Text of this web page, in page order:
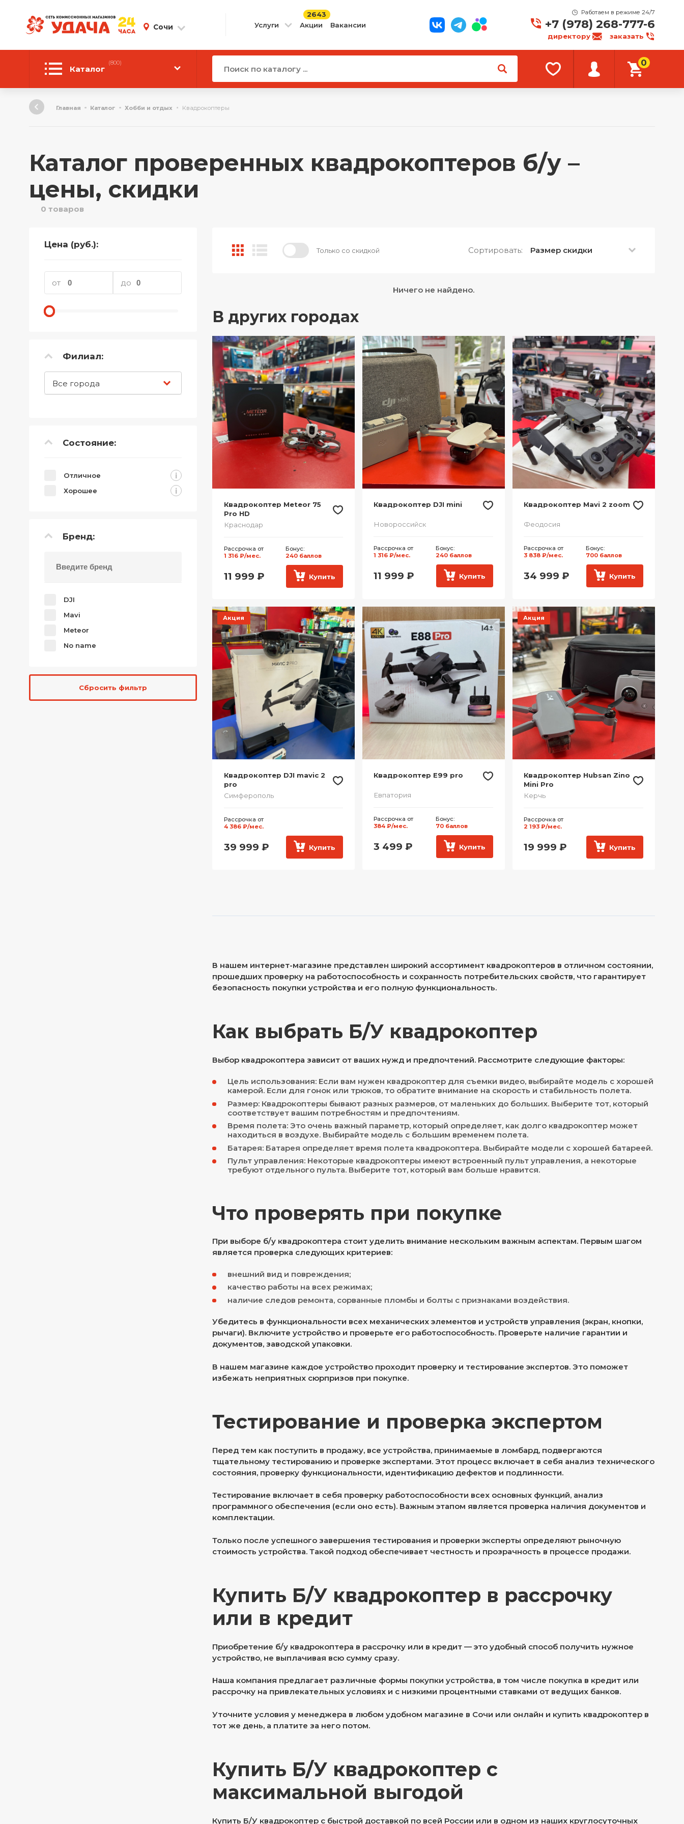
Сочи Услуги Акции
2643
Вакансии
Работаем в режиме 24/7
+7 (978) 268-777-6
директору заказать
Каталог
(800)
Автотовары
Компьютерная техника
Личные вещи
ТВ и Видео
0
Главная Каталог Хобби и отдых Квадрокоптеры
Каталог проверенных квадрокоптеров б/у –
цены, скидки
0 товаров
Цена (руб.):
от до
Филиал:
Все города
Состояние:
Отличное i
Хорошее i
Бренд:
DJI
Mavi
Meteor
No name
Сбросить фильтр
Только со скидкой Сортировать: Размер скидки
Ничего не найдено.
В других городах
Квадрокоптер Meteor 75
Pro HD
Краснодар
Рассрочка от
1 316 ₽/мес.
Бонус:
240 баллов
11 999 ₽ Купить
Квадрокоптер DJI mini
Новороссийск
Рассрочка от
1 316 ₽/мес.
Бонус:
240 баллов
11 999 ₽ Купить
Квадрокоптер Mavi 2 zoom
Феодосия
Рассрочка от
3 838 ₽/мес.
Бонус:
700 баллов
34 999 ₽ Купить
Акция
Квадрокоптер DJI mavic 2
pro
Симферополь
Рассрочка от
4 386 ₽/мес.
39 999 ₽ Купить
Квадрокоптер E99 pro
Евпатория
Рассрочка от
384 ₽/мес.
Бонус:
70 баллов
3 499 ₽ Купить
Акция
Квадрокоптер Hubsan Zino
Mini Pro
Керчь
Рассрочка от
2 193 ₽/мес.
19 999 ₽ Купить
В нашем интернет-магазине представлен широкий ассортимент квадрокоптеров в отличном состоянии,
прошедших проверку на работоспособность и сохранность потребительских свойств, что гарантирует
безопасность покупки устройства и его полную функциональность.
Как выбрать Б/У квадрокоптер
Выбор квадрокоптера зависит от ваших нужд и предпочтений. Рассмотрите следующие факторы:
Цель использования: Если вам нужен квадрокоптер для съемки видео, выбирайте модель с хорошей
камерой. Если для гонок или трюков, то обратите внимание на скорость и стабильность полета.
Размер: Квадрокоптеры бывают разных размеров, от маленьких до больших. Выберите тот, который
соответствует вашим потребностям и предпочтениям.
Время полета: Это очень важный параметр, который определяет, как долго квадрокоптер может
находиться в воздухе. Выбирайте модель с большим временем полета.
Батарея: Батарея определяет время полета квадрокоптера. Выбирайте модели с хорошей батареей.
Пульт управления: Некоторые квадрокоптеры имеют встроенный пульт управления, а некоторые
требуют отдельного пульта. Выберите тот, который вам больше нравится.
Что проверять при покупке
При выборе б/у квадрокоптера стоит уделить внимание нескольким важным аспектам. Первым шагом
является проверка следующих критериев:
внешний вид и повреждения;
качество работы на всех режимах;
наличие следов ремонта, сорванные пломбы и болты с признаками воздействия.
Убедитесь в функциональности всех механических элементов и устройств управления (экран, кнопки,
рычаги). Включите устройство и проверьте его работоспособность. Проверьте наличие гарантии и
документов, заводской упаковки.
В нашем магазине каждое устройство проходит проверку и тестирование экспертов. Это поможет
избежать неприятных сюрпризов при покупке.
Тестирование и проверка экспертом
Перед тем как поступить в продажу, все устройства, принимаемые в ломбард, подвергаются
тщательному тестированию и проверке экспертами. Этот процесс включает в себя анализ технического
состояния, проверку функциональности, идентификацию дефектов и подлинности.
Тестирование включает в себя проверку работоспособности всех основных функций, анализ
программного обеспечения (если оно есть). Важным этапом является проверка наличия документов и
комплектации.
Только после успешного завершения тестирования и проверки эксперты определяют рыночную
стоимость устройства. Такой подход обеспечивает честность и прозрачность в процессе продажи.
Купить Б/У квадрокоптер в рассрочку
или в кредит
Приобретение б/у квадрокоптера в рассрочку или в кредит — это удобный способ получить нужное
устройство, не выплачивая всю сумму сразу.
Наша компания предлагает различные формы покупки устройства, в том числе покупка в кредит или
рассрочку на привлекательных условиях и с низкими процентными ставками от ведущих банков.
Уточните условия у менеджера в любом удобном магазине в Сочи или онлайн и купить квадрокоптер в
тот же день, а платите за него потом.
Купить Б/У квадрокоптер с
максимальной выгодой
Купить Б/У квадрокоптер с быстрой доставкой по всей России или в одном из наших круглосуточных